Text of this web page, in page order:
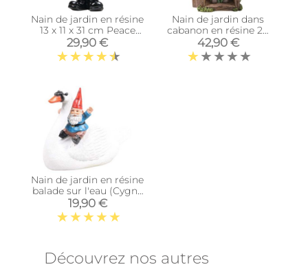
Nain de jardin en résine
13 x 11 x 31 cm Peace
(Noir)
29,90 €
Nain de jardin dans
cabanon en résine 20
cm
42,90 €
Nain de jardin en résine
balade sur l'eau (Cygne
assis)
19,90 €
Découvrez nos autres